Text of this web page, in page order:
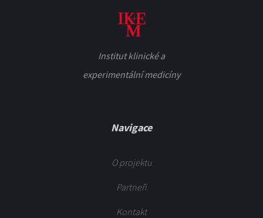
Institut klinické a
experimentální medicíny
Navigace
O projektu
Partneři
Kontakt